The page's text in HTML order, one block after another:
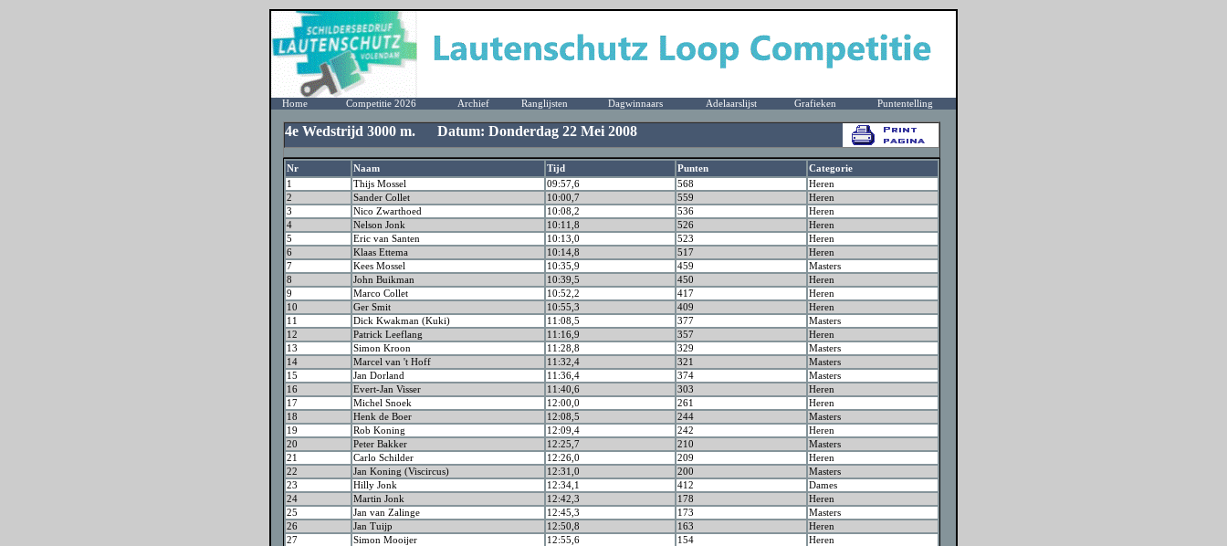
Home Competitie 2026 Archief Ranglijsten Dagwinnaars Adelaarslijst Grafieken Puntentelling
4e Wedstrijd 3000 m. Datum: Donderdag 22 Mei 2008
Nr Naam Tijd Punten
Categorie
1
Thijs Mossel 09:57,6 568
Heren
2
Sander Collet 10:00,7 559
Heren
3
Nico Zwarthoed 10:08,2 536
Heren
4
Nelson Jonk 10:11,8 526
Heren
5
Eric van Santen 10:13,0 523
Heren
6
Klaas Ettema 10:14,8 517
Heren
7
Kees Mossel 10:35,9 459
Masters
8
John Buikman 10:39,5 450
Heren
9
Marco Collet 10:52,2 417
Heren
10
Ger Smit 10:55,3 409
Heren
11
Dick Kwakman (Kuki) 11:08,5 377
Masters
12
Patrick Leeflang 11:16,9 357
Heren
13
Simon Kroon 11:28,8 329
Masters
14
Marcel van 't Hoff 11:32,4 321
Masters
15
Jan Dorland 11:36,4 374
Masters
16
Evert-Jan Visser 11:40,6 303
Heren
17
Michel Snoek 12:00,0 261
Heren
18
Henk de Boer 12:08,5 244
Masters
19
Rob Koning 12:09,4 242
Heren
20
Peter Bakker 12:25,7 210
Masters
21
Carlo Schilder 12:26,0 209
Heren
22
Jan Koning (Viscircus) 12:31,0 200
Masters
23
Hilly Jonk 12:34,1 412
Dames
24
Martin Jonk 12:42,3 178
Heren
25
Jan van Zalinge 12:45,3 173
Masters
26
Jan Tuijp 12:50,8 163
Heren
27
Simon Mooijer 12:55,6 154
Heren